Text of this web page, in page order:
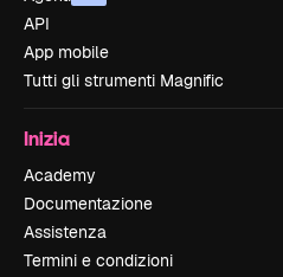
API
App mobile
Tutti gli strumenti Magnific
Inizia
Academy
Documentazione
Assistenza
Termini e condizioni